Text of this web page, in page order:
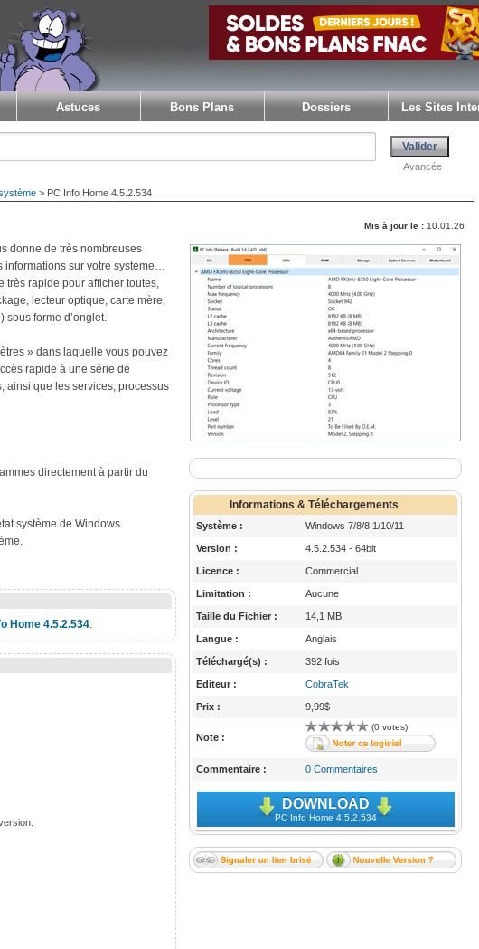
Astuces Bons Plans Dossiers Les Sites
Avancée
> PC Info Home 4.5.2.534
donne de très nombreuses
informations sur votre système…
très rapide pour afficher toutes,
lecteur optique, carte mère,
forme d’onglet.
» dans laquelle vous pouvez
rapide à une série de
ainsi que les services, processus
directement à partir du
système de Windows.
Home 4.5.2.534.
Mis à jour le :10.01.26
Informations & Téléchargements
Système : Windows 7/8/8.1/10/11
Version : 4.5.2.534 - 64bit
Licence : Commercial
Limitation : Aucune
Taille du Fichier : 14,1 MB
Langue : Anglais
Téléchargé(s) : 392 fois
Editeur : CobraTek
Prix : 9,99$
Note :
(0 votes)
Commentaire : 0 Commentaires
DOWNLOAD
PC Info Home 4.5.2.534